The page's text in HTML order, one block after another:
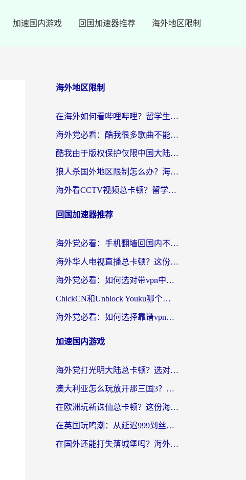
加速国内游戏 回国加速器推荐 海外地区限制
海外地区限制
在海外如何看哔哩哔哩？留学生亲测有效的回国加速指南
海外党必看：酷我很多歌曲不能听？一招解决优酷版权限制+B站地域问题！
酷我由于版权保护仅限中国大陆怎么办？海外党亲测有效的解锁指南
狼人杀国外地区限制怎么办？海外党亲测有效的全场景回国加速指南
海外看CCTV视频总卡顿？留学生亲测有效的回国加速器选择指南
回国加速器推荐
海外党必看：手机翻墙回国内不再难，一篇搞定无缝访问国内资源指南
海外华人电视直播总卡顿？这份回国加速器选择指南帮你无缝看国内资源
海外党必看：如何选对带vpn中国节点的加速器？无缝访问国内资源全攻略
ChickCN和Unblock Youku哪个好？海外党亲测4款热门回国加速器，附避坑指南
海外党必看：如何选择靠谱vpn加速器官网？轻松解决国内APP地区限制
加速国内游戏
海外党打光明大陆总卡顿？选对加速器才是关键！（附亲测好用的推荐）
澳大利亚怎么玩放开那三国3？海外党亲测有效的国服游戏加速指南
在欧洲玩新诛仙总卡顿？这份海外党专属加速器指南帮你解决延迟难题
在英国玩鸣潮：从延迟999到丝滑操作，我是怎么做到的？
在国外还能打失落城堡吗？海外玩家国服游戏加速终极指南（附北美玩online加速器下载技巧）